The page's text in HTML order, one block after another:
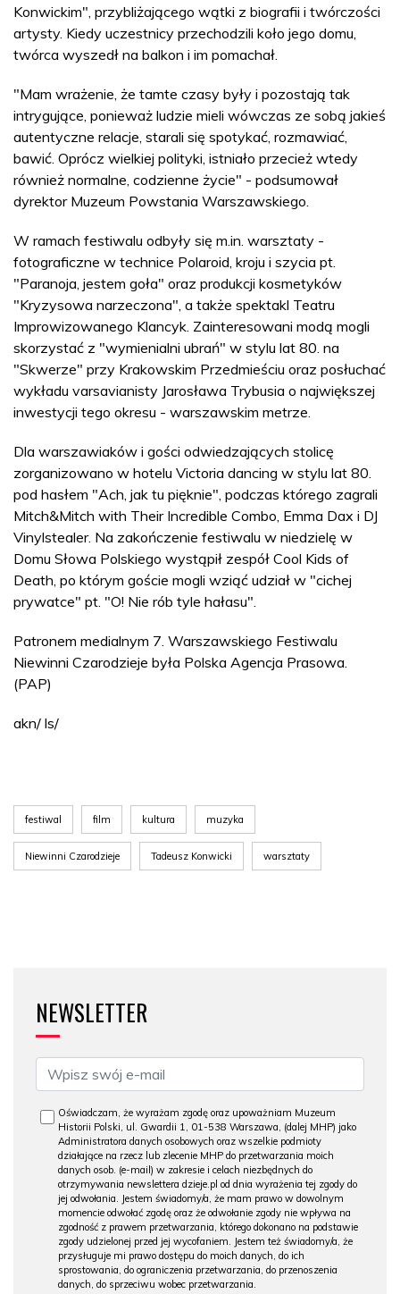
Konwickim", przybliżającego wątki z biografii i twórczości
artysty. Kiedy uczestnicy przechodzili koło jego domu,
twórca wyszedł na balkon i im pomachał.
"Mam wrażenie, że tamte czasy były i pozostają tak
intrygujące, ponieważ ludzie mieli wówczas ze sobą jakieś
autentyczne relacje, starali się spotykać, rozmawiać,
bawić. Oprócz wielkiej polityki, istniało przecież wtedy
również normalne, codzienne życie" - podsumował
dyrektor Muzeum Powstania Warszawskiego.
W ramach festiwalu odbyły się m.in. warsztaty -
fotograficzne w technice Polaroid, kroju i szycia pt.
"Paranoja, jestem goła" oraz produkcji kosmetyków
"Kryzysowa narzeczona", a także spektakl Teatru
Improwizowanego Klancyk. Zainteresowani modą mogli
skorzystać z "wymienialni ubrań" w stylu lat 80. na
"Skwerze" przy Krakowskim Przedmieściu oraz posłuchać
wykładu varsavianisty Jarosława Trybusia o największej
inwestycji tego okresu - warszawskim metrze.
Dla warszawiaków i gości odwiedzających stolicę
zorganizowano w hotelu Victoria dancing w stylu lat 80.
pod hasłem "Ach, jak tu pięknie", podczas którego zagrali
Mitch&Mitch with Their Incredible Combo, Emma Dax i DJ
Vinylstealer. Na zakończenie festiwalu w niedzielę w
Domu Słowa Polskiego wystąpił zespół Cool Kids of
Death, po którym goście mogli wziąć udział w "cichej
prywatce" pt. "O! Nie rób tyle hałasu".
Patronem medialnym 7. Warszawskiego Festiwalu
Niewinni Czarodzieje była Polska Agencja Prasowa.
(PAP)
akn/ ls/
festiwal film kultura muzyka
Niewinni Czarodzieje Tadeusz Konwicki warsztaty
NEWSLETTER
Oświadczam, że wyrażam zgodę oraz upoważniam Muzeum
Historii Polski, ul. Gwardii 1, 01-538 Warszawa, (dalej MHP) jako
Administratora danych osobowych oraz wszelkie podmioty
działające na rzecz lub zlecenie MHP do przetwarzania moich
danych osob. (e-mail) w zakresie i celach niezbędnych do
otrzymywania newslettera dzieje.pl od dnia wyrażenia tej zgody do
jej odwołania. Jestem świadomy/a, że mam prawo w dowolnym
momencie odwołać zgodę oraz że odwołanie zgody nie wpływa na
zgodność z prawem przetwarzania, którego dokonano na podstawie
zgody udzielonej przed jej wycofaniem. Jestem też świadomy/a, że
przysługuje mi prawo dostępu do moich danych, do ich
sprostowania, do ograniczenia przetwarzania, do przenoszenia
danych, do sprzeciwu wobec przetwarzania.